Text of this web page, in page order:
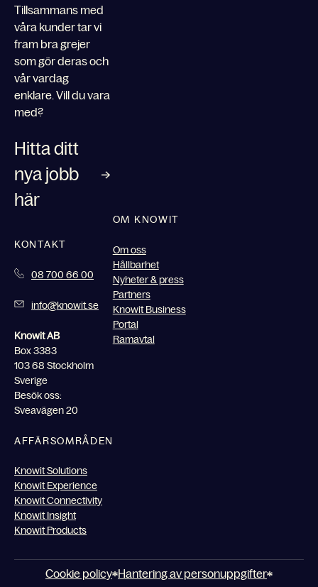
Tillsammans med
våra kunder tar vi
fram bra grejer
som gör deras och
vår vardag
enklare. Vill du vara
med?
Hitta ditt
nya jobb
här
KONTAKT
08 700 66 00
info@knowit.se
Knowit AB
Box 3383
103 68 Stockholm
Sverige
Besök oss:
Sveavägen 20
OM KNOWIT
Om oss
Hållbarhet
Nyheter & press
Partners
Knowit Business
Portal
Ramavtal
AFFÄRSOMRÅDEN
Knowit Solutions
Knowit Experience
Knowit Connectivity
Knowit Insight
Knowit Products
Cookie policy Hantering av personuppgifter